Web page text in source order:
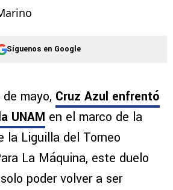
Síguenos en Google
mayo, Cruz Azul enfrentó
UNAM en el marco de la
la Liguilla del Torneo
La Máquina, este duelo
poder volver a ser